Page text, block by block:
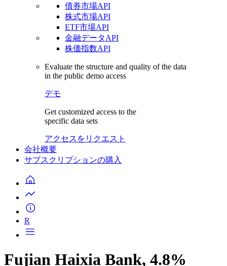
債券市場API
株式市場API
ETF市場API
金融データAPI
株価指数API
Evaluate the structure and quality of the data
in the public demo access
デモ
Get customized access to the
specific data sets
アクセスをリクエスト
会社概要
サブスクリプションの購入
R
Fujian Haixia Bank, 4.8%